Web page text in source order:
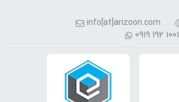
info[at]arizoon.com
0919 192 1001